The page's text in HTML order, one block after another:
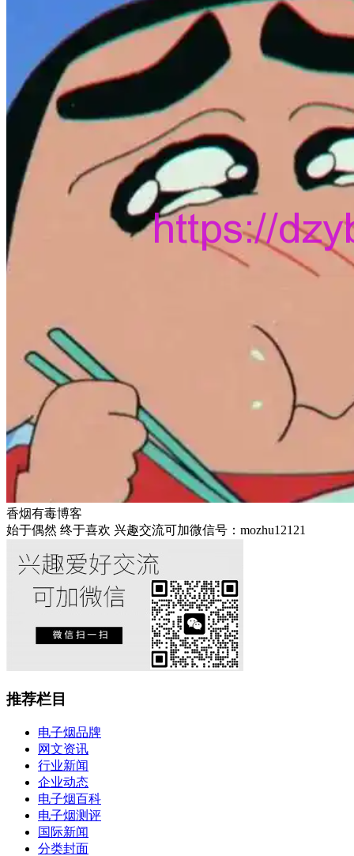
香烟有毒博客
始于偶然 终于喜欢 兴趣交流可加微信号：mozhu12121
推荐栏目
电子烟品牌
网文资讯
行业新闻
企业动态
电子烟百科
电子烟测评
国际新闻
分类封面